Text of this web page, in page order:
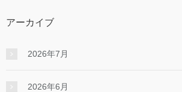
アーカイブ
2026年7月
2026年6月